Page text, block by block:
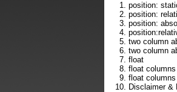
position:
position:
position:
two column
two column
float
float columns
float
Disclaimer &